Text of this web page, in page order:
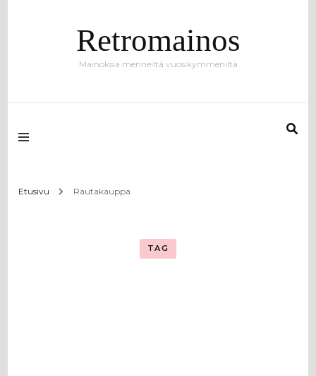
Retromainos
Mainoksia menneiltä vuosikymmeniltä
Etusivu Rautakauppa
TAG